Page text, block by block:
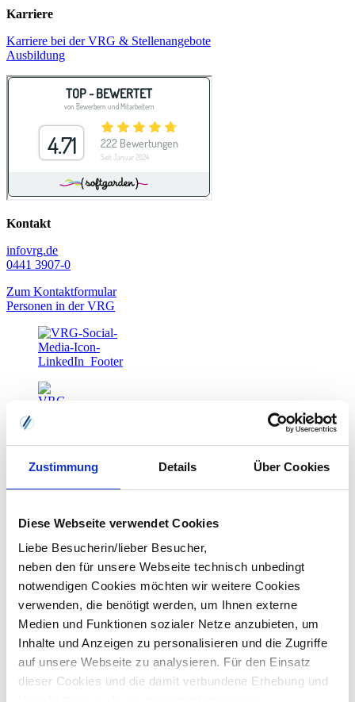
Zustimmung Details Über Cookies
Diese Webseite verwendet Cookies
Liebe Besucherin/lieber Besucher,
neben den für unsere Webseite technisch unbedingt
notwendigen Cookies möchten wir weitere Cookies
verwenden, die benötigt werden, um Ihnen externe
Medien und Funktionen sozialer Netze anzubieten, um
Inhalte und Anzeigen zu personalisieren und die Zugriffe
auf unsere Webseite zu analysieren. Für den Einsatz
dieser Cookies und die damit verbundene Erhebung und
Karriere
Karriere bei der VRG & Stellenangebote
Ausbildung
Kontakt
infovrg.de
0441 3907-0
Zum Kontaktformular
Personen in der VRG